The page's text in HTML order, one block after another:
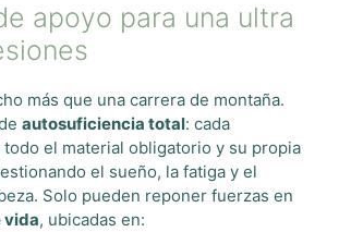
apoyo para una ultra
más que una carrera de montaña.
autosuficiencia total: cada
el material obligatorio y su propia
el sueño, la fatiga y el
Solo pueden reponer fuerzas en
vida, ubicadas en: